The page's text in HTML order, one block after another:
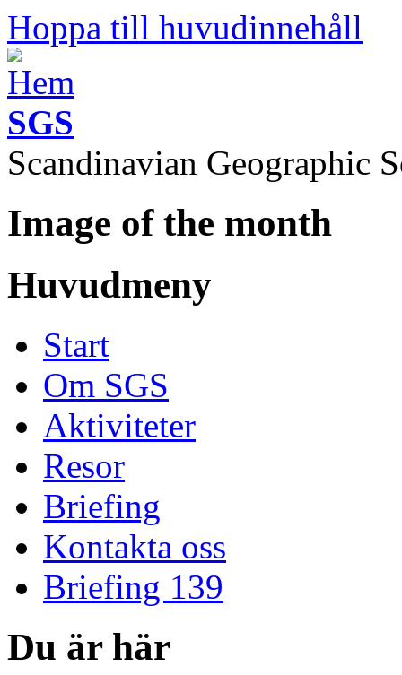
Hoppa till huvudinnehåll
SGS
Scandinavian Geographic
Image of the month
Huvudmeny
Start
Om SGS
Aktiviteter
Resor
Briefing
Kontakta oss
Briefing 139
Du är här